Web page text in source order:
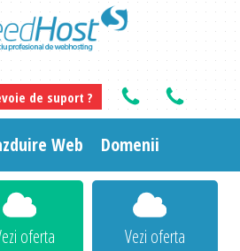
de suport ?
Web Domenii
oferta
Vezi oferta